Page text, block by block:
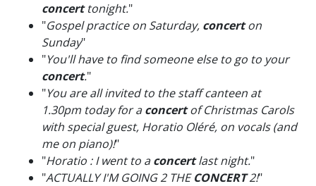
concerttonight."
"Gospel practice on Saturday, concerton
Sunday"
"You'll have to find someone else to go to your
concert."
"You are all invited to the staff canteen at
1.30pm today for aconcertof Christmas Carols
with special guest, Horatio Oléré, on vocals (and
me on piano)!"
"Horatio : I went to aconcertlast night."
"ACTUALLY I'M GOING 2 THECONCERT2!"